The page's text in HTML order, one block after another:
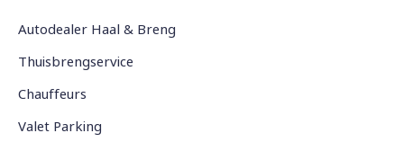
Autodealer Haal & Breng
Thuisbrengservice
Chauffeurs
Valet Parking